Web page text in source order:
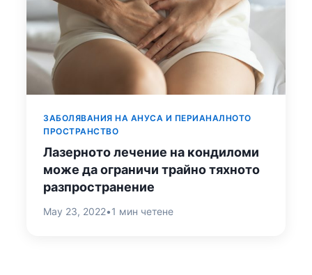
ЗАБОЛЯВАНИЯ НА АНУСА И ПЕРИАНАЛНОТО
ПРОСТРАНСТВО
Лазерното лечение на кондиломи
може да ограничи трайно тяхното
разпространение
May 23, 2022•1 мин четене